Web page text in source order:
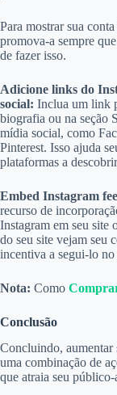
Para mostrar sua
promova-a sempre
de fazer isso.
Adicione links do
social: Inclua um link
biografia ou na seção
mídia social, como
Pinterest. Isso ajuda
plataformas a
Embed Instagram
recurso de
Instagram em seu site
do seu site vejam seu
incentiva a segui-lo no
Nota: Como
Conclusão
Concluindo, aumentar
uma combinação de
que atraia seu